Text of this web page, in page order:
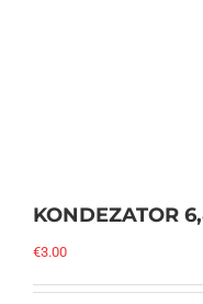
KONDEZATOR
€3.00